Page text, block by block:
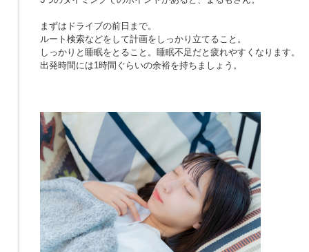
まずはドライブの前日まで。
ルート検索などをして計画をしっかり立てること。
しっかりと睡眠をとること。睡眠不足だと疲れやすくなります。
出発時間には1時間ぐらいの余裕を持ちましょう。